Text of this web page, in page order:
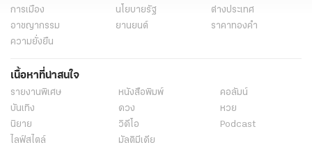
การเมือง
นโยบายรัฐ
ต่างประเทศ
อาชญากรรม
ยานยนต์
ราคาทองคำ
ความยั่งยืน
เนื้อหาที่น่าสนใจ
รายงานพิเศษ หนังสือพิมพ์
คอลัมน์
บันเทิง
ดวง
หวย
นิยาย
วิดีโอ
Podcast
ไลฟ์สไตล์
มัลติมีเดีย